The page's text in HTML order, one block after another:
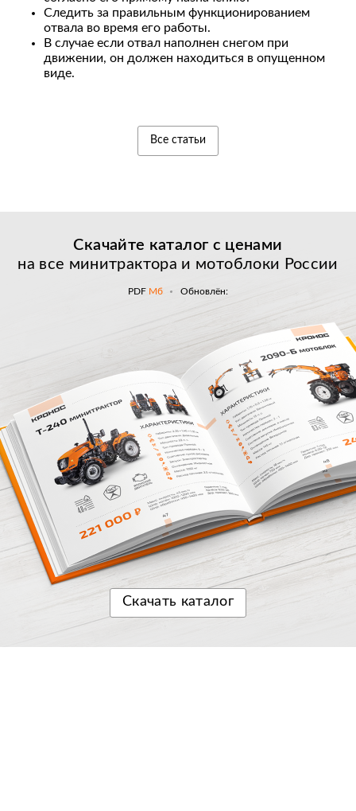
Следить за правильным функционированием
отвала во время его работы.
В случае если отвал наполнен снегом при
движении, он должен находиться в опущенном
виде.
Все статьи
Скачайте каталог с ценами
на все минитрактора и мотоблоки России
PDF Мб Обновлён:
Скачать каталог